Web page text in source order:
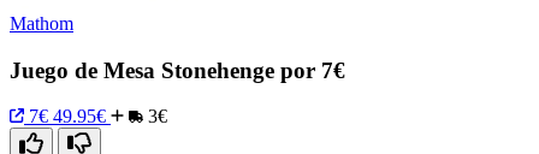
Mathom
Juego de Mesa Stonehenge por 7€
7€ 49.95€ 3€